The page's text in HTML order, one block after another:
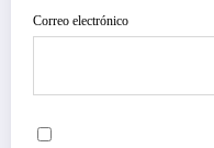
Correo electrónico